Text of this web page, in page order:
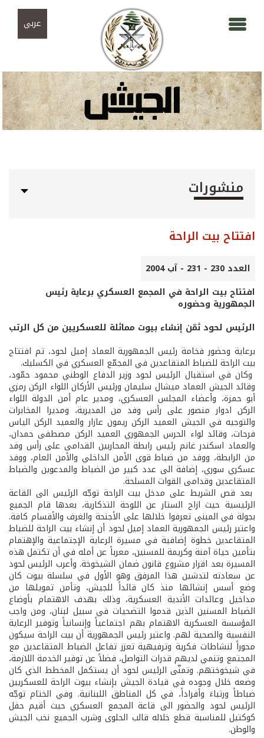
عربي
منشورات
افتتاح بيت الراحة
العدد 230 - 231 - آب 2004
افتتاح بيت الراحة في المجمع العسكري برعاية رئيس
الجمهورية وحضوره
الرئيس لحود ثمّن إنشاء بيوت مماثلة للعسكريين من كل الرتب
برعاية وحضور فخامة رئيس الجمهورية العماد إميل لحود، تم افتتاح
بيت الراحة للضباط المتقاعدين في المجمّع العسكري في الكسليك.
وكان في استقبال الرئيس لحود وزير الدفاع الوطني محمود حمّود،
وقائد الجيش العماد ميشال سليمان ورئيس الأركان اللواء الركن رمزي
أبو حمزة، وأعضاء المجلس العسكري، ومدير عام أمن الدولة اللواء
الركن ادوار منصور على رأس وفد من المديرية، ومديرا المخابرات
والتوجيه في الجيش العميد الركن ريمون عازار والعميد الركن الياس
فرحات، وقائد لواء الحرس الجمهوري العميد الركن مصطفى حمدان،
والعماد اسكندر غانم رئيس رابطة المحاربين القدامى على رأس وفد
من الرابطة، ووفد من ضباط قوى الأمن الداخلي والأمن العام، ووفد
عسكري سوري، إضافة الى عدد كبير من الضباط والمدعوين والضباط
المتقاعدين وقدامى القوات المسلحة.
بعد قص الشريط على مدخل بيت الراحة توجّه الرئيس الى القاعة
الرئيسية حيث ازاح الستار عن اللوحة التذكارية، بعدها قام الجميع
بجولة في المبنى تعرفوا خلالها على الأجنحة والغرف والأقسام كافة.
واعتبر رئيس الجمهورية العماد إميل لحود أن إنشاء بيت الراحة للضباط
المتقاعدين خطوة إضافية في مسيرة الرعاية الإجتماعية والإهتمام
بتأمين حياة آمنة وكريمة للمسنين، معرباً عن أمله في أن تكتمل هذه
المسيرة بعد اقرار مشروع قانون ضمان الشيخوخة. وأعرب الرئيس لحود
عن سعادته لتدشين هذا المرفق وهو الأول في سلسلة بيوت كان
وضع أسس إنشائها منذ كان قائداً للجيش، وتأمن تمويلها من
مداخيل وعائدات الأندية العسكرية، وذلك بهدف الاهتمام بأوضاع
الضباط المسنين الذين قدموا التضحيات في سبيل لبنان، ومن واجب
المؤسسة العسكرية الاهتمام بهم اجتماعياً وإنسانياً وتوفير الرعاية
النفسية والصحية لهم. واعتبر رئيس الجمهورية أن بيت الراحة سيكون
محوراً لنشاطات فكرية وترفيهية تعزز تفاعل الضباط المتقاعدين مع
المجتمع وتنمي لديهم قدرات التواصل، فضلاً عن توفير الخدمة اللازمة،
في شيخوختهم. وتمنّى الرئيس لحود أن يستكمل المخطط الذي كان
وضعه خلال وجوده في قيادة الجيش بإنشاء بيوت الراحة للعسكريين
ضباطاً ورتباءَ وأفراداً، في كل المناطق اللبنانية. وفي الختام توجّه
الرئيس لحود والحضور الى قاعة المجمع العسكري حيث أقيم حفل
كوكتيل للمناسبة قطع خلاله قالب الحلوى وشرب الجميع نخب الجيش
والوطن.